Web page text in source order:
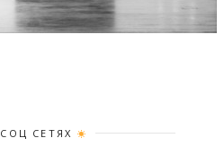
СЕТЯХ